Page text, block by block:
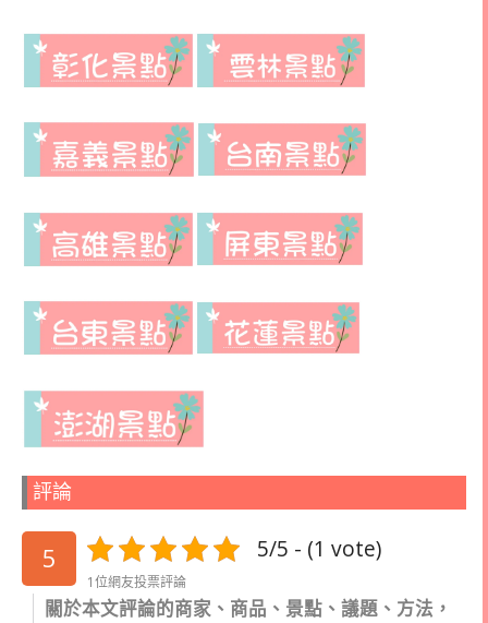
評論
5 5/5 - (1 vote)
1位網友投票評論
關於本文評論的商家、商品、景點、議題、方法，